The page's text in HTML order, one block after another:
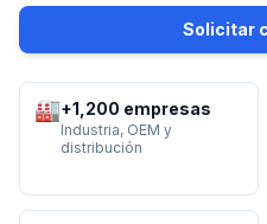
Solicitar
🏭+1,200 empresas
Industria, OEM y
distribución